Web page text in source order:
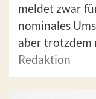
meldet zwar
nominales
aber trotzdem
Redaktion